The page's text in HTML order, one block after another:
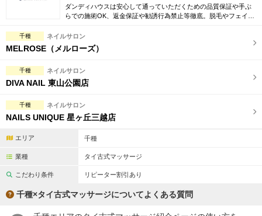
日本人スタッフのみ 女性スタッフのみ
スタッフ指名可
駅から徒歩5分以内
ダンディハウスは安心して通っていただくための品質保証や手ぶ
らでの施術OK、返金保証や勧誘行為禁止等徹底。脱毛やフェイシ
意しております。
千種 ネイルサロン
MELROSE（メルローズ）
千種 ネイルサロン
DIVA NAIL 東山公園店
千種 ネイルサロン
NAILS UNIQUE 星ヶ丘三越店
エリア 千種
業種 タイ古式マッサージ
こだわり条件 リピーター割引あり
千種×タイ古式マッサージについてよくある質問